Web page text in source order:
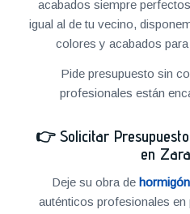
acabados siempre
igual al de tu vecino,
colores y acabados
Pide presupuesto sin
profesionales están
👉 Solicitar
en
Deje su obra de
auténticos profesionales